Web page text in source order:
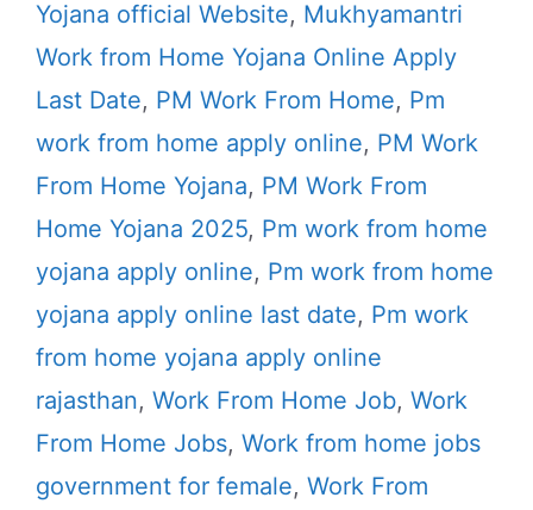
Yojana official Website, Mukhyamantri
Work from Home Yojana Online Apply
Last Date, PM Work From Home, Pm
work from home apply online, PM Work
From Home Yojana, PM Work From
Home Yojana 2025, Pm work from home
yojana apply online, Pm work from home
yojana apply online last date, Pm work
from home yojana apply online
rajasthan, Work From Home Job, Work
From Home Jobs, Work from home jobs
government for female, Work From